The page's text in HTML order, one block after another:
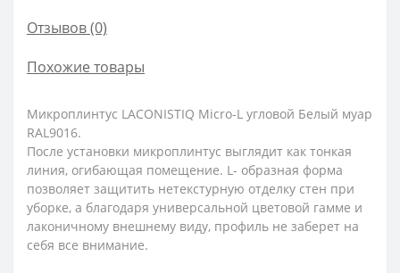
Отзывов (0)
Похожие товары
Микроплинтус LACONISTIQ Micro-L угловой Белый муар
RAL9016.
После установки микроплинтус выглядит как тонкая
линия, огибающая помещение. L- образная форма
позволяет защитить нетекстурную отделку стен при
уборке, а благодаря универсальной цветовой гамме и
лаконичному внешнему виду, профиль не заберет на
себя все внимание.